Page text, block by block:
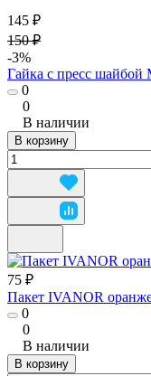
145 ₽
150 ₽
-3%
Гайка с пресс
0
0
В наличии
В корзину
75 ₽
Пакет IVANOR
0
0
В наличии
В корзину